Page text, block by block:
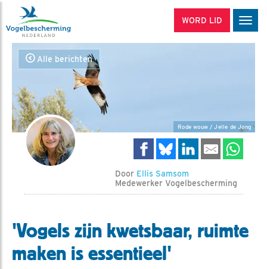
WORD LID
Alle berichten
Rode wouw / Jelle de Jong
Door Ellis Samsom
Medewerker Vogelbescherming
'Vogels zijn kwetsbaar, ruimte
maken is essentieel'